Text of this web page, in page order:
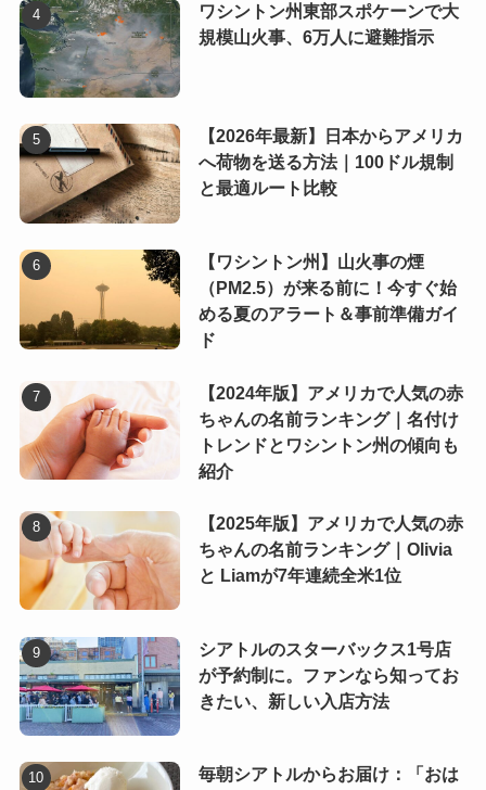
ワシントン州東部スポケーンで大
規模山火事、6万人に避難指示
【2026年最新】日本からアメリカ
へ荷物を送る方法｜100ドル規制
と最適ルート比較
【ワシントン州】山火事の煙
（PM2.5）が来る前に！今すぐ始
める夏のアラート＆事前準備ガイ
ド
【2024年版】アメリカで人気の赤
ちゃんの名前ランキング｜名付け
トレンドとワシントン州の傾向も
紹介
【2025年版】アメリカで人気の赤
ちゃんの名前ランキング｜Olivia
と Liamが7年連続全米1位
シアトルのスターバックス1号店
が予約制に。ファンなら知ってお
きたい、新しい入店方法
毎朝シアトルからお届け：「おは